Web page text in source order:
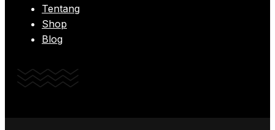
Tentang
Shop
Blog